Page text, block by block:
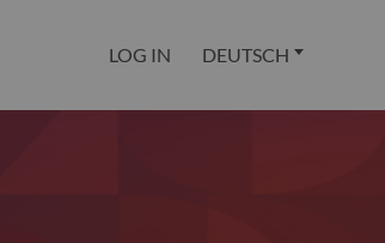
LOG IN DEUTSCH